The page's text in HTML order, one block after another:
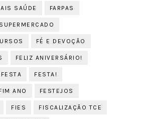
SAÚDE FARPAS
FÉ E DEVOÇÃO
FELIZ ANIVERSÁRIO!
FESTA FESTA!
ANO FESTEJOS
FIES FISCALIZAÇÃO TCE